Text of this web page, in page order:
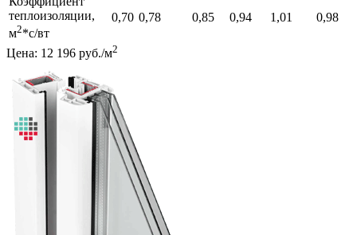
теплоизоляции,
м2*с/вт
0,70 0,78 0,85 0,94 1,01 0,98
Цена: 12 196 руб./м2